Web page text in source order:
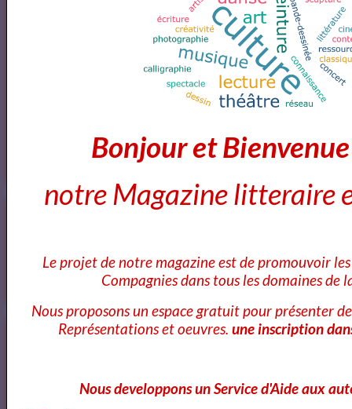
src="https://artquid-
static.imgix.net/img/logo/150/artquid_logo_150.png"
alt="ArtQuid" /></a>
Annuaires des Cours et ateliers d'ecriture Paris
Annuaire des cours d'ecriture Paris
Ecole Les Mots
Bonjour et
notre Magazine litteraire
Le projet de notre magazine est de promouvoir
Compagnies dans tous les domaines de
Nous proposons un espace gratuit pour présenter
Représentations et oeuvres. une inscription
Nous developpons un Service d'Aide aux